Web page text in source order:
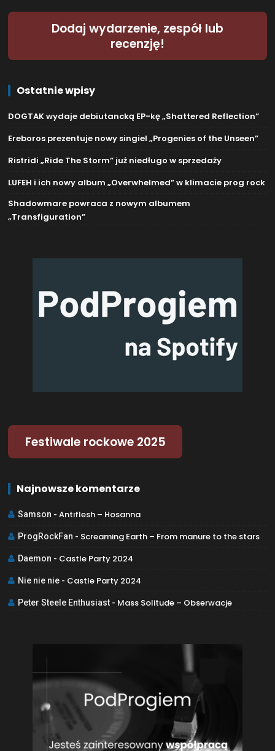
Dodaj wydarzenie, zespół lub
recenzję!
Ostatnie wpisy
DOGTAK wydaje debiutancką EP-kę „Shattered Reflection”
Ereboros prezentuje nowy singiel „Progenies of the Unseen”
Ristridi „Ride The Storm” już niedługo w sprzedaży
LUFEH i ich nowy album „Overwhelmed” w klimacie prog rock
Shadowmare powraca z nowym albumem
„Transfiguration”
Festiwale rockowe 2025
Najnowsze komentarze
Samson -Antiflesh – Hosanna
ProgRockFan - Screaming Earth – From manure to the stars
Daemon - Castle Party 2024
Nie nie nie - Castle Party 2024
Peter Steele Enthusiast - Mass Solitude – Obserwacje